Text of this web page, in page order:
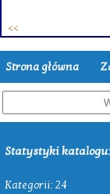
Strona główna
Statystyki katalogu:
Kategorii: 24